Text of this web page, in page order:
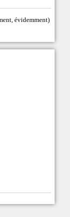
évidemment)